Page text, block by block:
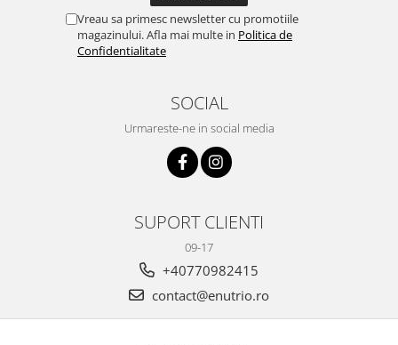
Vreau sa primesc newsletter cu promotiile
magazinului. Afla mai multe in Politica de
Confidentialitate
SOCIAL
Urmareste-ne in social media
SUPORT CLIENTI
09-17
+40770982415
contact@enutrio.ro